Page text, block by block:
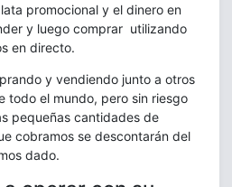
promocional y el dinero en
y luego comprar utilizando
en directo.
y vendiendo junto a otros
todo el mundo, pero sin riesgo
pequeñas cantidades de
cobramos se descontarán del
dado.